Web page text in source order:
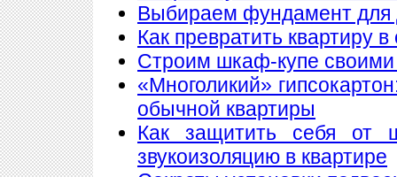
Выбираем фундамент для
Как превратить квартиру
Строим шкаф-купе
«Многоликий»
обычной квартиры
Как защитить себя от
звукоизоляцию в квартире